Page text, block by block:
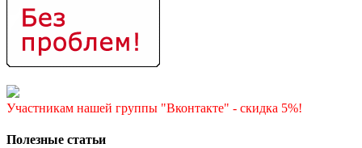
Участникам нашей группы "Вконтакте" - скидка 5%!
Полезные статьи